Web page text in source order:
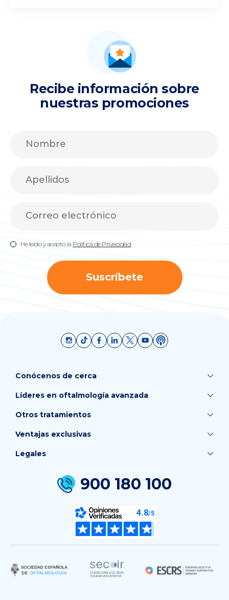
Recibe información sobre
nuestras promociones
He leído y acepto la Política de Privacidad
Suscríbete
Conócenos de cerca
Líderes en oftalmología avanzada
Otros tratamientos
Ventajas exclusivas
900 180 100
Legales